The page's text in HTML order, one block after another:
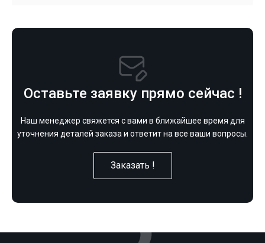
Оставьте заявку прямо сейчас !
Наш менеджер свяжется с вами в ближайшее время для
уточнения деталей заказа и ответит на все ваши вопросы.
Заказать !